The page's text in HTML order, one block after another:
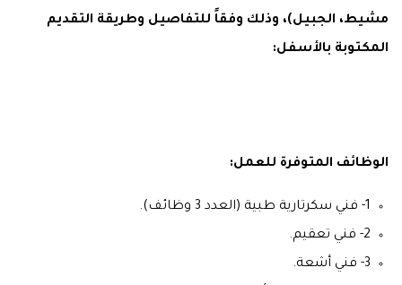
مشيط، الجبيل)، وذلك وفقاً للتفاصيل وطريقة التقديم
المكتوبة بالأسفل:
الوظائف المتوفرة للعمل:
1- فني سكرتارية طبية (العدد 3 وظائف).
2- فني تعقيم.
3- فني أشعة.